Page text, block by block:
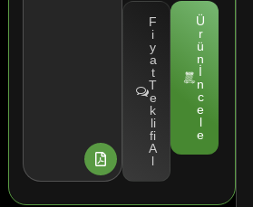
F
i
y
a
t
T
e
k
li
fi
A
l
Ü
r
ü
n
İ
n
c
e
l
e